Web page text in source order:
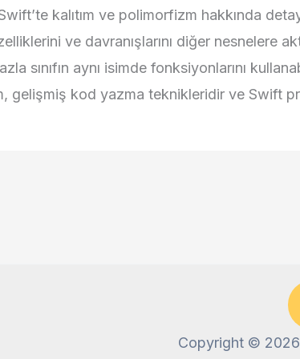
kalıtım ve polimorfizm hakkında
ve davranışlarını diğer nesnelere
sınıfın aynı isimde fonksiyonlarını
gelişmiş kod yazma teknikleridir ve Swift
Copyright © 2026